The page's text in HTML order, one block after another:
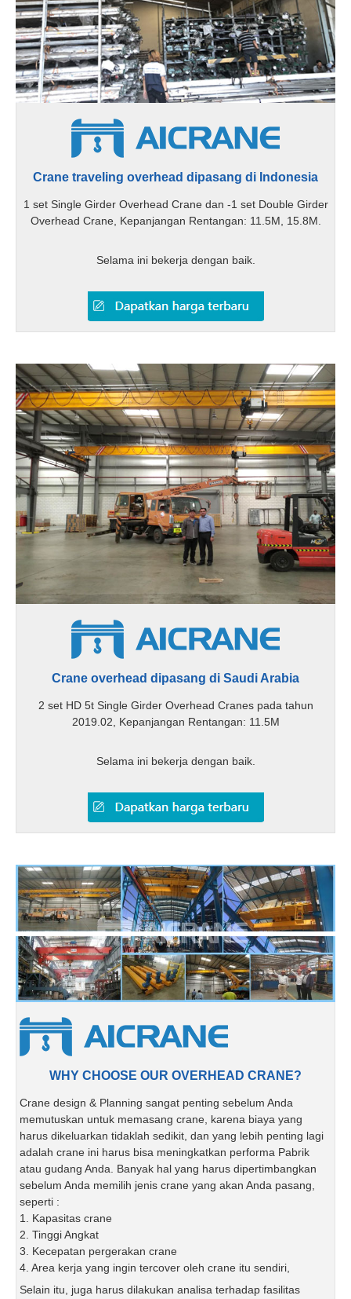
Crane traveling overhead dipasang di Indonesia
1 set Single Girder Overhead Crane dan -1 set Double Girder
Overhead Crane, Kepanjangan Rentangan: 11.5M, 15.8M.
Selama ini bekerja dengan baik.
Crane overhead dipasang di Saudi Arabia
2 set HD 5t Single Girder Overhead Cranes pada tahun
2019.02, Kepanjangan Rentangan: 11.5M
Selama ini bekerja dengan baik.
WHY CHOOSE OUR OVERHEAD CRANE?
Crane design & Planning sangat penting sebelum Anda
memutuskan untuk memasang crane, karena biaya yang
harus dikeluarkan tidaklah sedikit, dan yang lebih penting lagi
adalah crane ini harus bisa meningkatkan performa Pabrik
atau gudang Anda. Banyak hal yang harus dipertimbangkan
sebelum Anda memilih jenis crane yang akan Anda pasang,
seperti :
1. Kapasitas crane
2. Tinggi Angkat
3. Kecepatan pergerakan crane
4. Area kerja yang ingin tercover oleh crane itu sendiri,
Selain itu, juga harus dilakukan analisa terhadap fasilitas